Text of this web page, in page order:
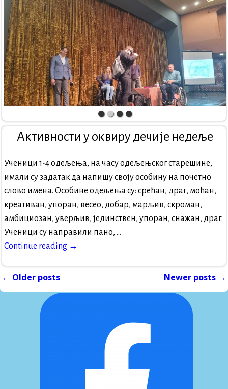
Активности у оквиру дечије недеље
Ученици 1-4 одељења, на часу одељењског старешине,
имали су задатак да напишу своју особину на почетно
слово имена. Особине одељења су: срећан, драг, моћан,
креативан, упоран, весео, добар, марљив, скроман,
амбициозан, уверљив, јединствен, упоран, снажан, драг.
Ученици су направили пано, …
Continue reading →
Post navigation
← Older posts Newer posts →